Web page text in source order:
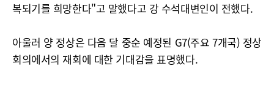
복되기를 희망한다"고 말했다고 강 수석대변인이 전했다.
아울러 양 정상은 다음 달 중순 예정된 G7(주요 7개국) 정상
회의에서의 재회에 대한 기대감을 표명했다.